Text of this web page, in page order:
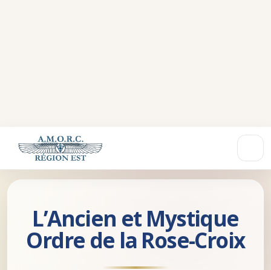
L’Ancien et Mystique
Ordre de la Rose-Croix